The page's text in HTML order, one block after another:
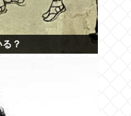
？